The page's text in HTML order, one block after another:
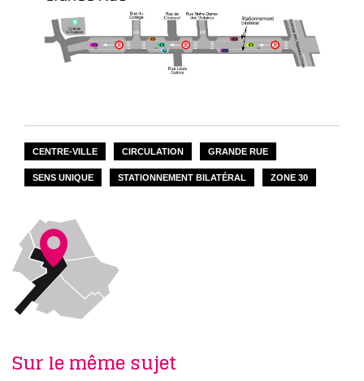
CENTRE-VILLE CIRCULATION GRANDE RUE
SENS UNIQUE STATIONNEMENT BILATÉRAL ZONE 30
Sur le même sujet